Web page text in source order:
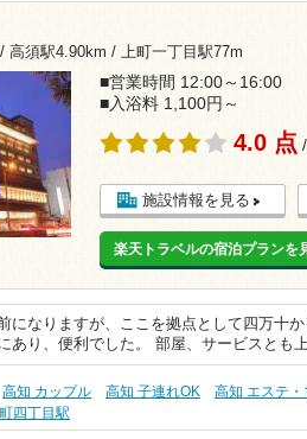
高須駅4.90km / 上町一丁目駅77m
■営業時間 12:00～16:00
■入浴料 1,100円～
4.0 点
施設情報を見る
楽天トラベルの宿泊プランを
になりますが、ここを拠点として四万十
あり、便利でした。 部屋、サービスと
高知 カップル 高知 子連れOK 高知 エステ・
四丁目駅